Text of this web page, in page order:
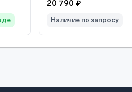
20 790 ₽
Наличие по запросу